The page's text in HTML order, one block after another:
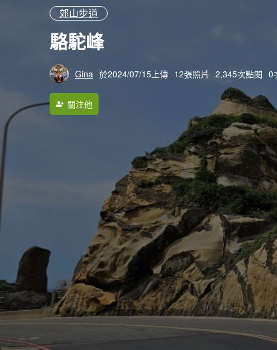
郊山步道
駱駝峰
Gina 於2024/07/15上傳 12張照片 2,345次點閱 0
關注他